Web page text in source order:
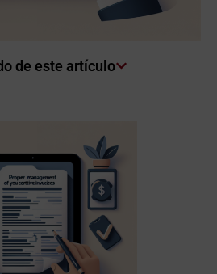
de este artículo